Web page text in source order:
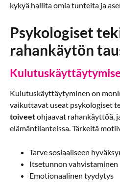
kykyä hallita omia tunteita ja
Psykologiset
rahankäytön
Kulutuskäyttäytyminen on
vaikuttavat useat psykologiset
toiveetohjaavat rahankäyttöä,
elämäntilanteissa. Tärkeitä
Tarve sosiaaliseen
Itsetunnon vahvistaminen
Emotionaalinen tyydytys